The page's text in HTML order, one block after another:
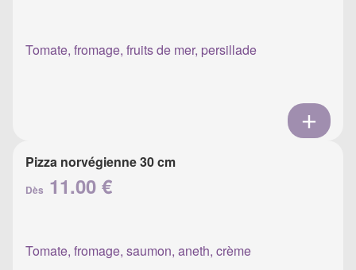
Tomate, fromage, fruits de mer, persillade
Pizza norvégienne 30 cm
Dès 11.00 €
Tomate, fromage, saumon, aneth, crème